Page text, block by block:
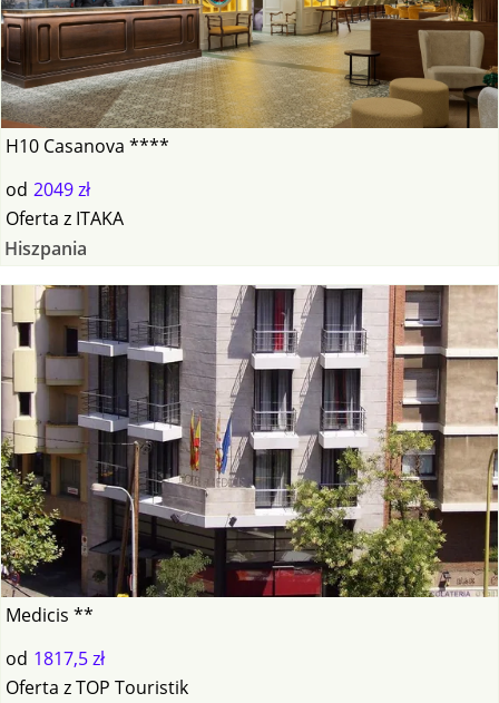
H10 Casanova ****
od 2049 zł
Oferta z ITAKA
Hiszpania
Medicis **
od 1817,5 zł
Oferta zTOP Touristik